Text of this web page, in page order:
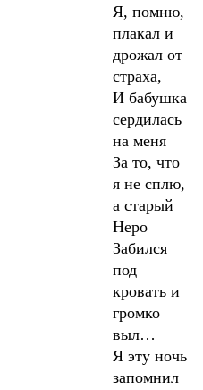
Я, помню,
плакал и
дрожал от
страха,
И бабушка
сердилась
на меня
За то, что
я не сплю,
а старый
Неро
Забился
под
кровать и
громко
выл…
Я эту ночь
запомнил